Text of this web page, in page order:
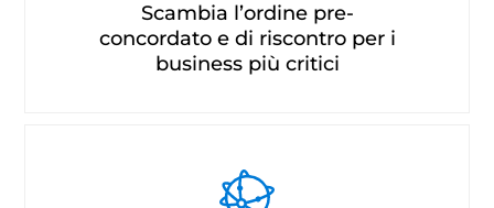
Scambia l’ordine pre-
concordato e di riscontro per i
business più critici